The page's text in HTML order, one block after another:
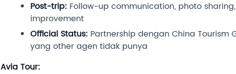
Post-trip: Follow-up communication, photo
improvement
Official Status: Partnership dengan China
yang other agen tidak punya
Avia Tour: